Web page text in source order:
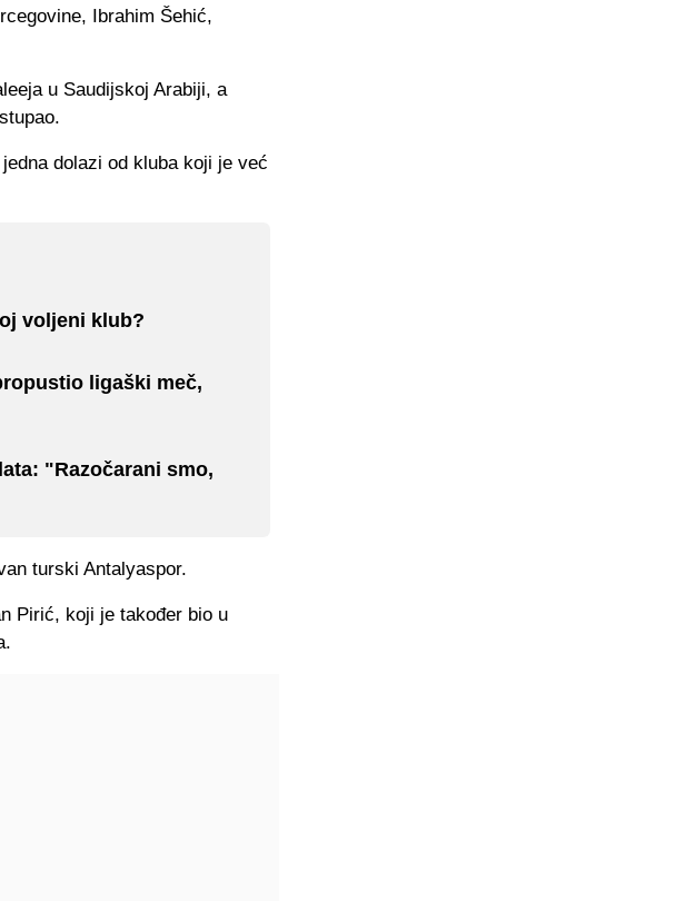
Ibrahim Šehić,
u Saudijskoj Arabiji, a
dolazi od kluba koji je već
voljeni klub?
ligaški meč,
"Razočarani smo,
turski Antalyaspor.
Pirić, koji je također bio u